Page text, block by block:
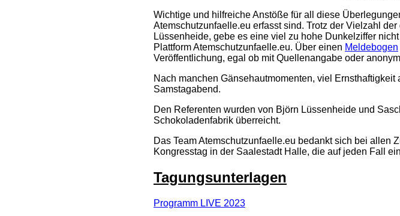
Wichtige und hilfreiche Anstöße für all diese
Atemschutzunfaelle.eu erfasst sind. Trotz der Vielzahl
Lüssenheide, gebe es eine viel zu hohe Dunkelziffer
Plattform Atemschutzunfaelle.eu. Über einen Meldebogen
Veröffentlichung, egal ob mit Quellenangabe oder
Nach manchen Gänsehautmomenten, viel
Samstagabend.
Den Referenten wurden von Björn Lüssenheide und
Schokoladenfabrik überreicht.
Das Team Atemschutzunfaelle.eu bedankt sich bei allen
Kongresstag in der Saalestadt Halle, die auf jeden Fall
Tagungsunterlagen
Programm LIVE 2023